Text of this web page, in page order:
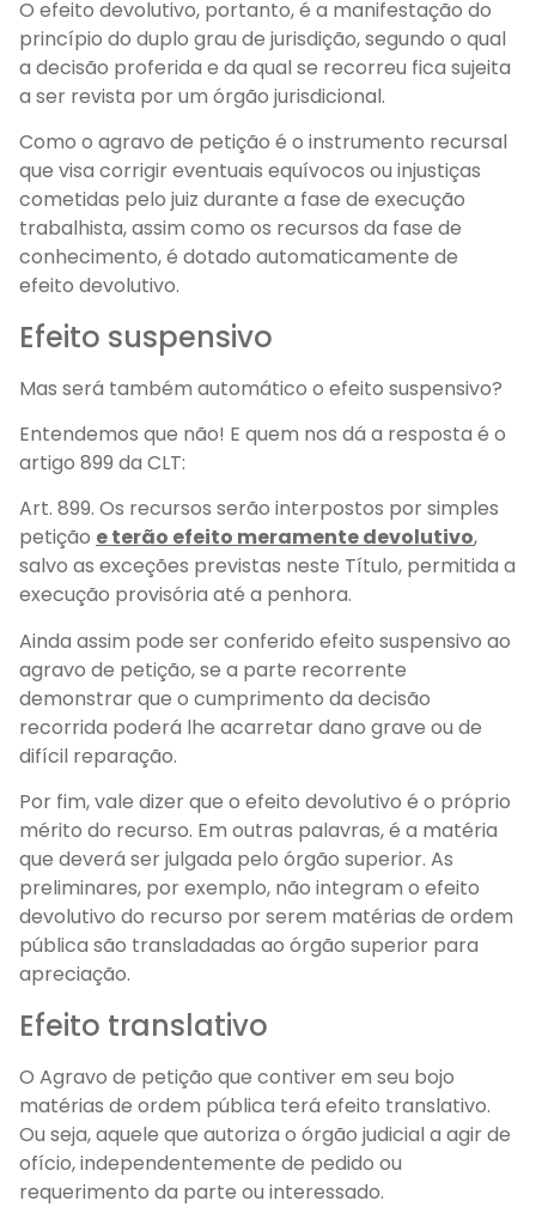
O efeito devolutivo, portanto, é a manifestação do
princípio do duplo grau de jurisdição, segundo o qual
a decisão proferida e da qual se recorreu fica sujeita
a ser revista por um órgão jurisdicional.
Como o agravo de petição é o instrumento recursal
que visa corrigir eventuais equívocos ou injustiças
cometidas pelo juiz durante a fase de execução
trabalhista, assim como os recursos da fase de
conhecimento, é dotado automaticamente de
efeito devolutivo.
Efeito suspensivo
Mas será também automático o efeito suspensivo?
Entendemos que não! E quem nos dá a resposta é o
artigo 899 da CLT:
Art. 899. Os recursos serão interpostos por simples
petição e terão efeito meramente devolutivo,
salvo as exceções previstas neste Título, permitida a
execução provisória até a penhora.
Ainda assim pode ser conferido efeito suspensivo ao
agravo de petição, se a parte recorrente
demonstrar que o cumprimento da decisão
recorrida poderá lhe acarretar dano grave ou de
difícil reparação.
Por fim, vale dizer que o efeito devolutivo é o próprio
mérito do recurso. Em outras palavras, é a matéria
que deverá ser julgada pelo órgão superior. As
preliminares, por exemplo, não integram o efeito
devolutivo do recurso por serem matérias de ordem
pública são transladadas ao órgão superior para
apreciação.
Efeito translativo
O Agravo de petição que contiver em seu bojo
matérias de ordem pública terá efeito translativo.
Ou seja, aquele que autoriza o órgão judicial a agir de
ofício, independentemente de pedido ou
requerimento da parte ou interessado.